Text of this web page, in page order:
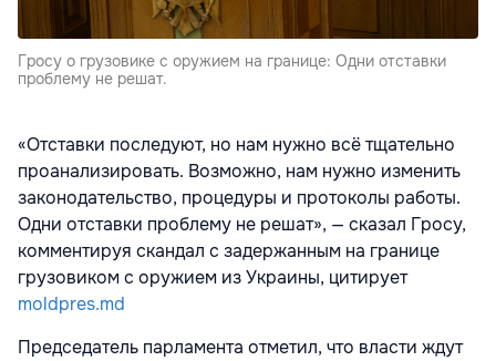
Гросу о грузовике с оружием на границе: Одни отставки
проблему не решат.
«Отставки последуют, но нам нужно всё тщательно
проанализировать. Возможно, нам нужно изменить
законодательство, процедуры и протоколы работы.
Одни отставки проблему не решат», — сказал Гросу,
комментируя скандал с задержанным на границе
грузовиком с оружием из Украины, цитирует
moldpres.md
Председатель парламента отметил, что власти ждут